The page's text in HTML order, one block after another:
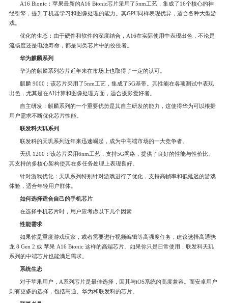
A16 Bionic：苹果最新的A16 Bionic芯片采用了5nm工艺，集成了16个核心的神
经引擎，提升了机器学习和图像处理的能力。其GPU同样表现优异，适合各种大型游
戏。
优化的生态：由于硬件和软件的深度结合，A16在实际使用中表现出色，不论是
流畅度还是电池寿命，都是同类芯片中的佼佼者。
华为麒麟系列
华为的麒麟系列芯片近年来在市场上也取得了一定的认可。
麒麟 9000：该芯片采用了5nm工艺，集成了5G基带。其性能在各项测试中表现
出色，尤其是在AI计算和图像处理方面，适合摄影爱好者。
自主研发：麒麟系列的一个重要优势是其自主研发的能力，这使得华为可以根据
用户需求不断优化芯片性能。
联发科天玑系列
联发科的天玑系列近年来迅速崛起，成为中高端市场的一大竞争者。
天玑 1200：该芯片采用6nm工艺，支持5G网络，提供了良好的性能与性价比。
其支持的多核心架构使其在多任务处理上表现良好。
针对游戏优化：天玑系列特别针对游戏进行了优化，支持高帧率和低延迟的游戏
体验，适合年轻用户群体。
如何选择适合自己的手机芯片
在选择手机芯片时，用户应考虑以下几个因素
性能需求
如果你是重度游戏玩家，或者需要进行视频编辑等高强度任务，建议选择高通骁
龙 8 Gen 2 或 苹果 A16 Bionic 这样的高端芯片。如果你只是日常使用，联发科天玑
系列的中端芯片也能满足需求。
系统生态
对于苹果用户，A系列芯片是最佳选择，因其与iOS系统的高度兼容。而安卓用户
则有更多的选择，包括高通、华为和联发科的芯片。